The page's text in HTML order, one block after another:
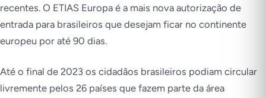
recentes. O ETIAS Europa é a mais nova autorização de
entrada para brasileiros que desejam ficar no continente
europeu por até 90 dias.
Até o final de 2023 os cidadãos brasileiros podiam circular
livremente pelos 26 países que fazem parte da área